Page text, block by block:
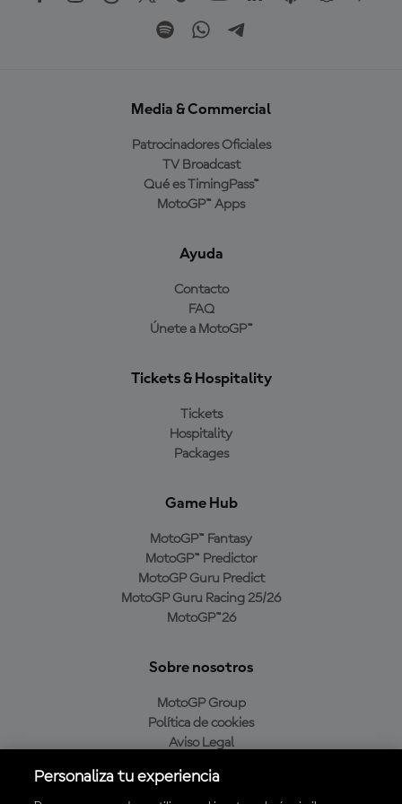
Media & Commercial
Patrocinadores Oficiales
TV Broadcast
Qué es TimingPass™
MotoGP™ Apps
Ayuda
Contacto
FAQ
Únete a MotoGP™
Tickets & Hospitality
Tickets
Hospitality
Packages
Game Hub
MotoGP™ Fantasy
MotoGP™ Predictor
MotoGP Guru Predict
MotoGP Guru Racing 25/26
MotoGP™26
Sobre nosotros
MotoGP Group
Política de cookies
Aviso Legal
Política de compra
Personaliza tu experiencia